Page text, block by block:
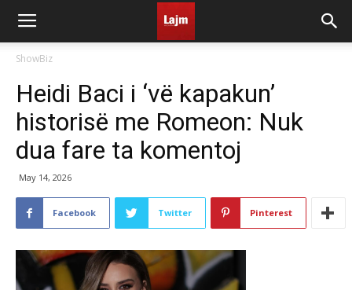
ShowBiz
Heidi Baci i ‘vë kapakun’
historisë me Romeon: Nuk
dua fare ta komentoj
May 14, 2026
Facebook Twitter Pinterest